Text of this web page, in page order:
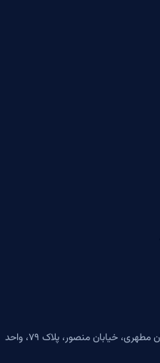
تهران، خیابان ولیعصر، ابتدای خیابان مطهری، خیابان منصور، پلاک ۷۹، واحد